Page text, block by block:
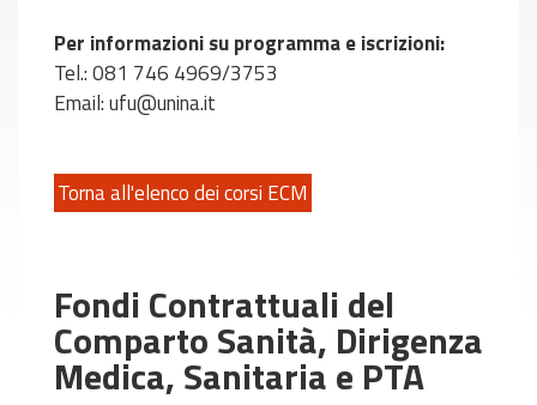
Per informazioni su programma e iscrizioni:
Tel.: 081 746 4969/3753
Email: ufu@unina.it
Torna all'elenco dei corsi ECM
Fondi Contrattuali del
Comparto Sanità, Dirigenza
Medica, Sanitaria e PTA